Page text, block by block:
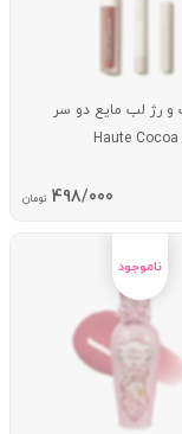
رژ لب مایع دو سر
498/000 تومان